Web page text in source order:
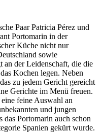
Paar Patricia Pérez und
Portomarin in der
Küche nicht nur
sowie
an der Leidenschaft, die die
Kochen legen. Neben
zu jedem Gericht gereicht
Gerichte im Menü freuen.
feine Auswahl an
und jungen
das Portomarin auch schon
Spanien gekürt wurde.